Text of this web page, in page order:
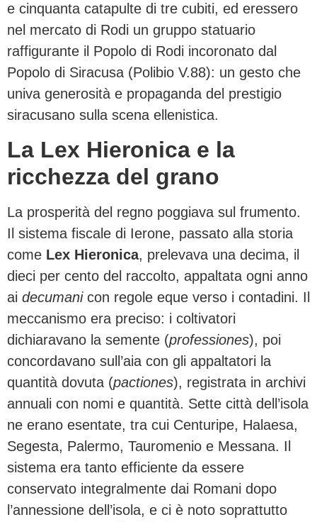
e cinquanta catapulte di tre cubiti, ed eressero
nel mercato di Rodi un gruppo statuario
raffigurante il Popolo di Rodi incoronato dal
Popolo di Siracusa (Polibio V.88): un gesto che
univa generosità e propaganda del prestigio
siracusano sulla scena ellenistica.
La Lex Hieronica e la
ricchezza del grano
La prosperità del regno poggiava sul frumento.
Il sistema fiscale di Ierone, passato alla storia
come Lex Hieronica, prelevava una decima, il
dieci per cento del raccolto, appaltata ogni anno
ai decumanicon regole eque verso i contadini. Il
meccanismo era preciso: i coltivatori
dichiaravano la semente (professiones), poi
concordavano sull’aia con gli appaltatori la
quantità dovuta (pactiones), registrata in archivi
annuali con nomi e quantità. Sette città dell’isola
ne erano esentate, tra cui Centuripe, Halaesa,
Segesta, Palermo, Tauromenio e Messana. Il
sistema era tanto efficiente da essere
conservato integralmente dai Romani dopo
l’annessione dell’isola, e ci è noto soprattutto